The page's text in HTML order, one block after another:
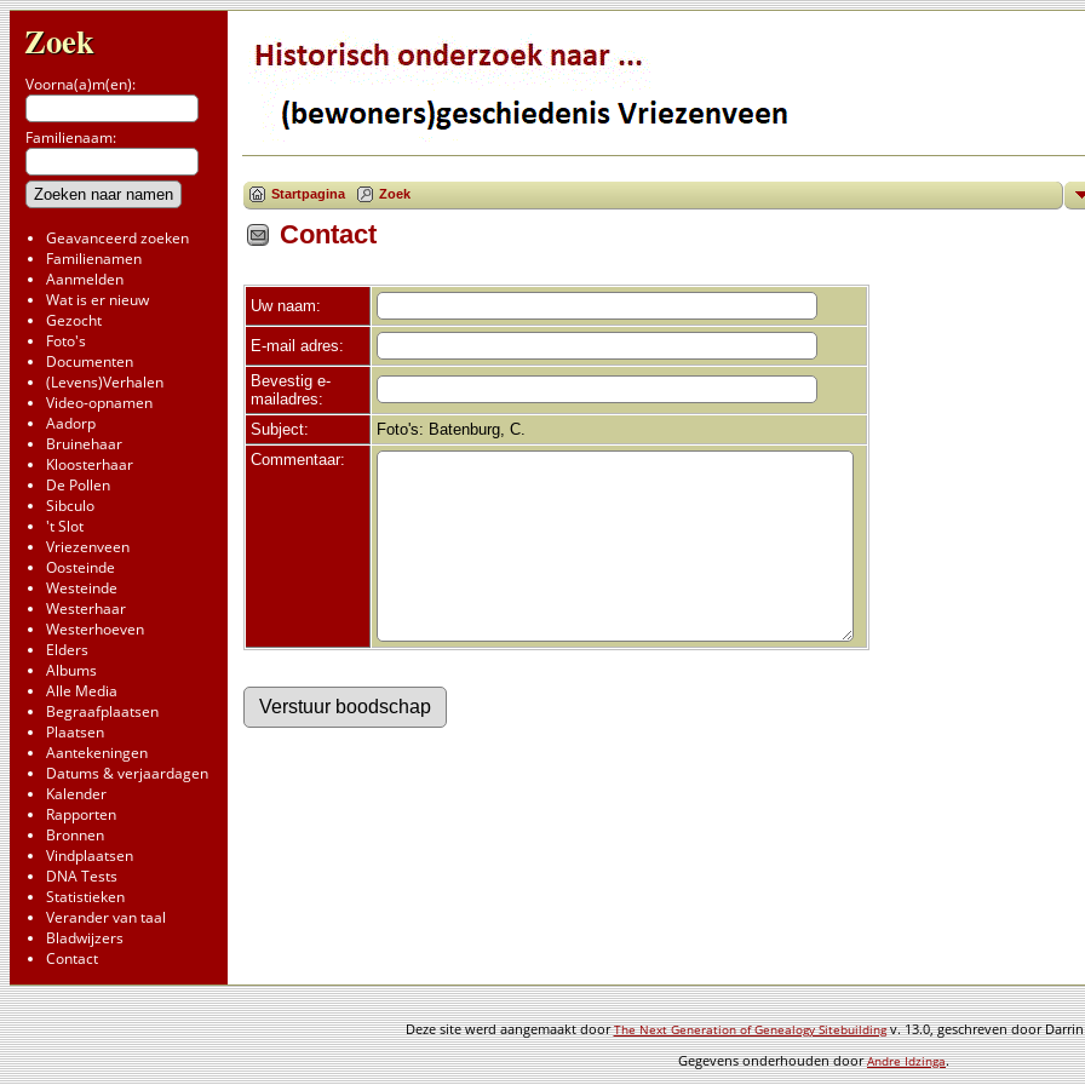
Zoek
Voorna(a)m(en):
Familienaam:
Geavanceerd zoeken
Familienamen
Aanmelden
Wat is er nieuw
Gezocht
Foto's
Documenten
(Levens)Verhalen
Video-opnamen
Aadorp
Bruinehaar
Kloosterhaar
De Pollen
Sibculo
't Slot
Vriezenveen
Oosteinde
Westeinde
Westerhaar
Westerhoeven
Elders
Albums
Alle Media
Begraafplaatsen
Plaatsen
Aantekeningen
Datums & verjaardagen
Kalender
Rapporten
Bronnen
Vindplaatsen
DNA Tests
Statistieken
Verander van taal
Bladwijzers
Contact
Startpagina Zoek
Contact
Uw naam:
E-mail adres:
Bevestig e-
mailadres:
Subject:
Foto's: Batenburg, C.
Commentaar:
Deze site werd aangemaakt doorThe Next Generation of Genealogy Sitebuildingv. 13.0, geschreven door
Gegevens onderhouden doorAndre Idzinga.